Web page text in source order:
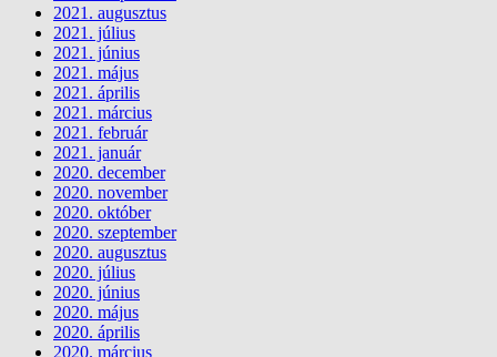
2021. augusztus
2021. július
2021. június
2021. május
2021. április
2021. március
2021. február
2021. január
2020. december
2020. november
2020. október
2020. szeptember
2020. augusztus
2020. július
2020. június
2020. május
2020. április
2020. március